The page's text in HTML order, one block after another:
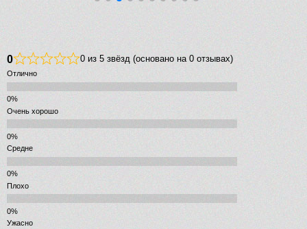
0 0 из 5 звёзд (основано на 0 отзывах)
Отлично
Очень хорошо
Средне
Плохо
Ужасно